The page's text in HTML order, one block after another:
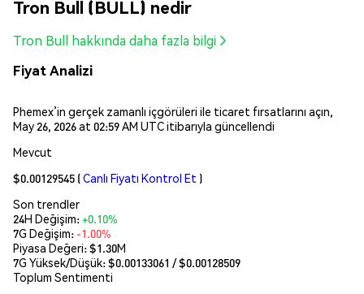
Tron Bull (BULL) nedir
Tron Bull hakkında daha fazla bilgi
Fiyat Analizi
Phemex’in gerçek zamanlı içgörüleri ile ticaret fırsatlarını açın,
May 26, 2026 at 02:59 AM UTC itibarıyla güncellendi
Mevcut
$0.00129545 (Canlı Fiyatı Kontrol Et )
Son trendler
24H Değişim:+0.10%
7G Değişim: -1.00%
Piyasa Değeri:$1.30M
7G Yüksek/Düşük: $0.00133061 / $0.00128509
Toplum Sentimenti